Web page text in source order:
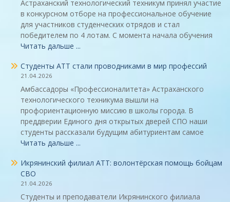
Астраханский технологический техникум принял участие
в конкурсном отборе на профессиональное обучение
для участников студенческих отрядов и стал
победителем по 4 лотам. С момента начала обучения
Читать дальше ...
Студенты АТТ стали проводниками в мир профессий
21.04.2026
Амбассадоры «Профессионалитета» Астраханского
технологического техникума вышли на
профориентационную миссию в школы города. В
преддверии Единого дня открытых дверей СПО наши
студенты рассказали будущим абитуриентам самое
Читать дальше ...
Икрянинский филиал АТТ: волонтёрская помощь бойцам
СВО
21.04.2026
Студенты и преподаватели Икрянинского филиала